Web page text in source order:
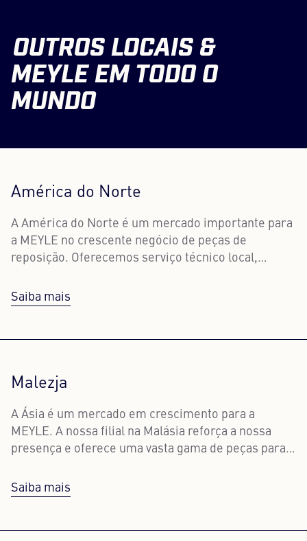
OUTROS LOCAIS &
MEYLE EM TODO O
MUNDO
América do Norte
A América do Norte é um mercado importante para
a MEYLE no crescente negócio de peças de
reposição. Oferecemos serviço técnico local,
Saiba mais
Malezja
A Ásia é um mercado em crescimento para a
MEYLE. A nossa filial na Malásia reforça a nossa
presença e oferece uma vasta gama de peças para
europeus.
Saiba mais